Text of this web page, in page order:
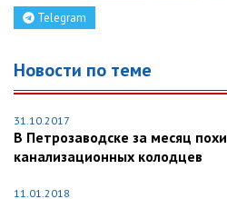
Telegram
Новости по теме
31.10.2017
В Петрозаводске за месяц
канализационных колодцев
11.01.2018